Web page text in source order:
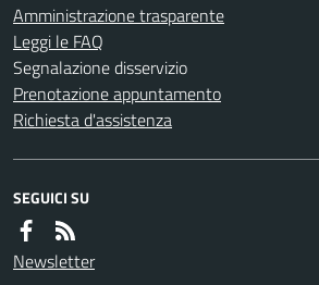
Amministrazione trasparente
Leggi le FAQ
Segnalazione disservizio
Prenotazione appuntamento
Richiesta d'assistenza
SEGUICI SU
Newsletter